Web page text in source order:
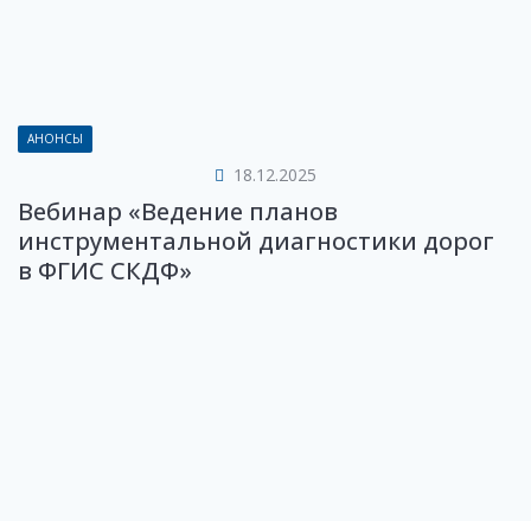
АНОНСЫ
18.12.2025
Вебинар «Ведение планов
инструментальной диагностики дорог
в ФГИС СКДФ»